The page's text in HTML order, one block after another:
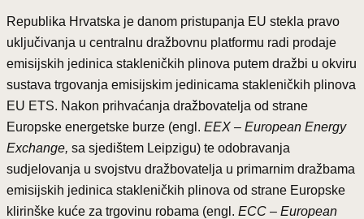
Republika Hrvatska je danom pristupanja EU stekla pravo
uključivanja u centralnu dražbovnu platformu radi prodaje
emisijskih jedinica stakleničkih plinova putem dražbi u okviru
sustava trgovanja emisijskim jedinicama stakleničkih plinova
EU ETS. Nakon prihvaćanja dražbovatelja od strane
Europske energetske burze (engl. EEX – European Energy
Exchange, sa sjedištem Leipzigu) te odobravanja
sudjelovanja u svojstvu dražbovatelja u primarnim dražbama
emisijskih jedinica stakleničkih plinova od strane Europske
klirinške kuće za trgovinu robama (engl. ECC – European